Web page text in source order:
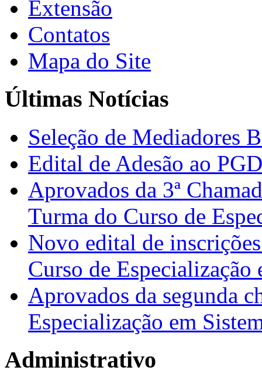
Extensão
Contatos
Mapa do Site
Últimas Notícias
Seleção de Mediadores
Edital de Adesão ao
Aprovados da 3ª
Turma do Curso de
Novo edital de
Curso de Especialização
Aprovados da segunda
Especialização em
Administrativo